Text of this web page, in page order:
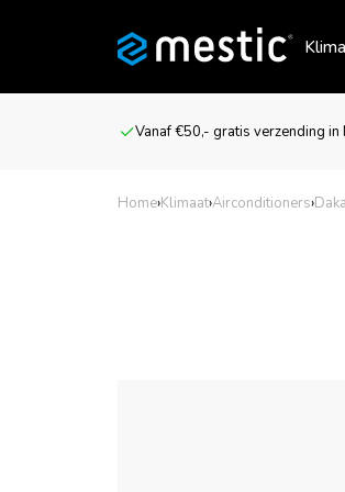
Vanaf €50,- gratis verzending
Home›Klimaat›Airconditioners›